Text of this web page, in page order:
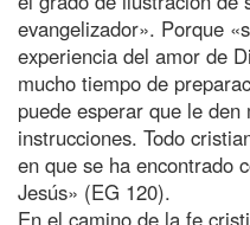
evangelizador». Porque
experiencia del amor de
mucho tiempo de
puede esperar que le
instrucciones. Todo
en que se ha encontrado
Jesús» (EG 120).
En el camino de la fe